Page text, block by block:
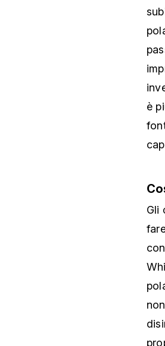
è
Gli